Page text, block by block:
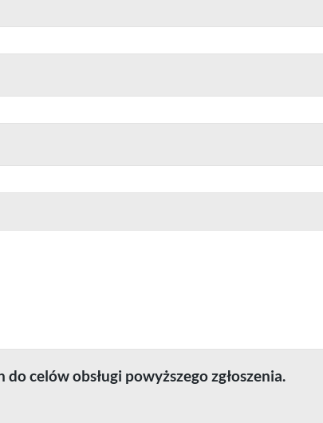
celów obsługi powyższego zgłoszenia.